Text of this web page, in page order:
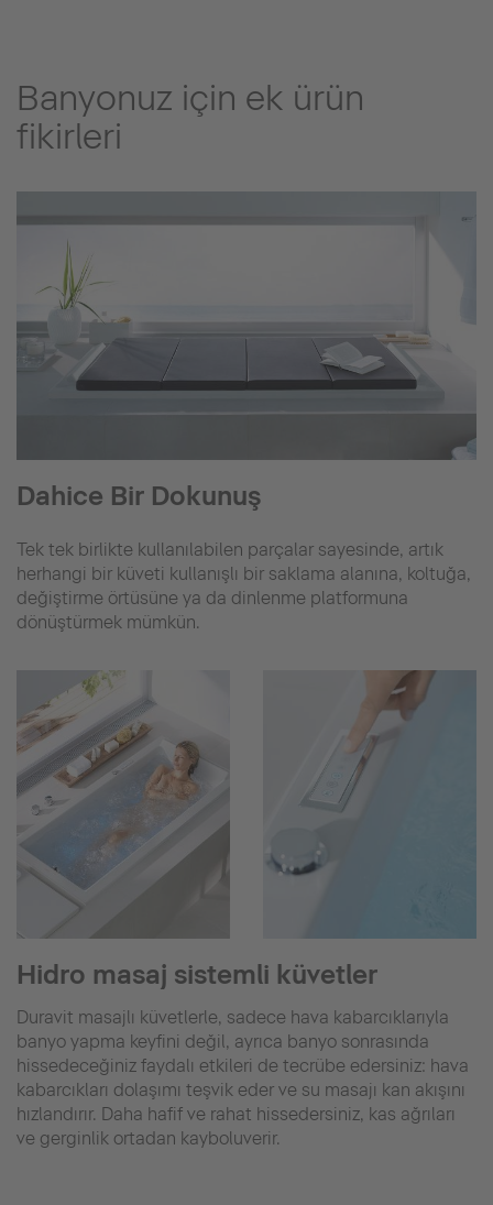
Banyonuz için ek ürün
fikirleri
Dahice Bir Dokunuş
Tek tek birlikte kullanılabilen parçalar sayesinde, artık
herhangi bir küveti kullanışlı bir saklama alanına, koltuğa,
değiştirme örtüsüne ya da dinlenme platformuna
dönüştürmek mümkün.
Hidro masaj sistemli küvetler
Duravit masajlı küvetlerle, sadece hava kabarcıklarıyla
banyo yapma keyfini değil, ayrıca banyo sonrasında
hissedeceğiniz faydalı etkileri de tecrübe edersiniz: hava
kabarcıkları dolaşımı teşvik eder ve su masajı kan akışını
hızlandırır. Daha hafif ve rahat hissedersiniz, kas ağrıları
ve gerginlik ortadan kayboluverir.